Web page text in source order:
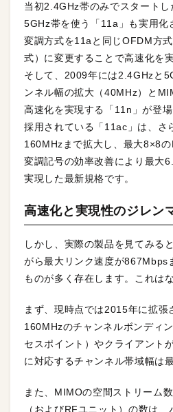
当初2.4GHz帯のみでスタート
5GHz帯を使う「11a」も実用
変調方式を11aと同じOFDM方
式）に変更することで高速化を
そして、2009年には2.4GHzと
ンネル幅の拡大（40MHz）と
高速化を実現する「11n」が登
採用されている「11ac」は、さ
160MHzまで拡大し、最大8×8
変調記号の効率改善により最大
実現した最新規格です。
高速化と実現性のジレン
しかし、実際の製品を見てみる
がら最大リンク速度が867Mbps
ものが多く存在します。これは
まず、現時点では2015年に拡
160MHzのチャンネルボンディ
セスポイント）やクライアント
に対応するチャンネル帯域幅は
また、MIMOの空間ストリーム
（およびRFユニット）の数は